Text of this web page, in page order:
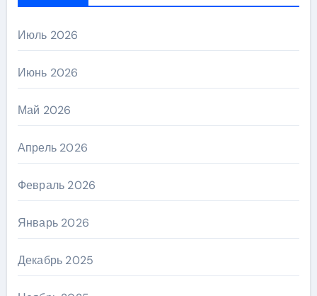
Июль 2026
Июнь 2026
Май 2026
Апрель 2026
Февраль 2026
Январь 2026
Декабрь 2025